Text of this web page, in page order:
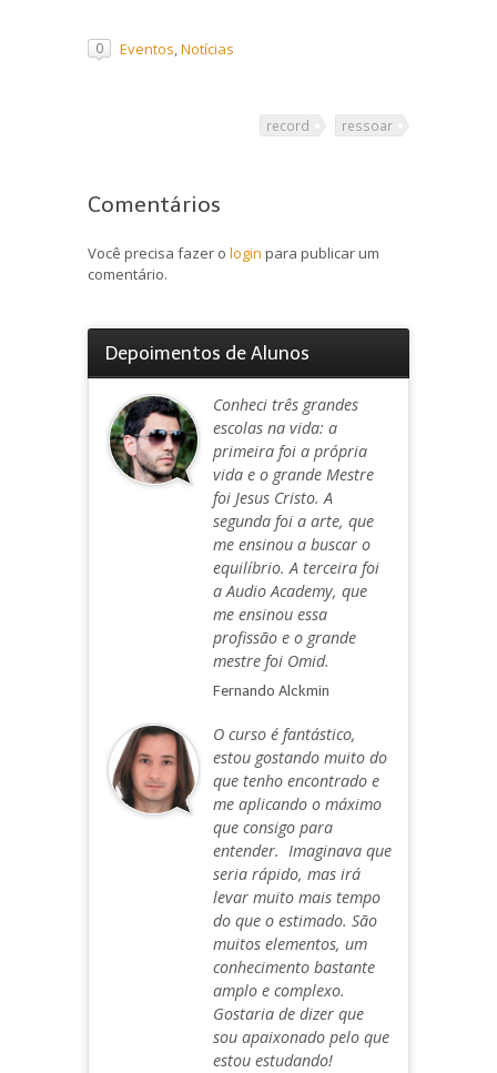
0 Eventos,Notícias
record ressoar
Comentários
Você precisa fazer o login para publicar um
comentário.
Depoimentos de Alunos
Conheci três grandes
escolas na vida: a
primeira foi a própria
vida e o grande Mestre
foi Jesus Cristo. A
segunda foi a arte, que
me ensinou a buscar o
equilíbrio. A terceira foi
a Audio Academy, que
me ensinou essa
profissão e o grande
mestre foi Omid.
Fernando Alckmin
O curso é fantástico,
estou gostando muito do
que tenho encontrado e
me aplicando o máximo
que consigo para
entender. Imaginava que
seria rápido, mas irá
levar muito mais tempo
do que o estimado. São
muitos elementos, um
conhecimento bastante
amplo e complexo.
Gostaria de dizer que
sou apaixonado pelo que
estou estudando!